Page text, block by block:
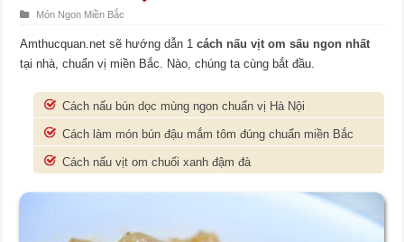
Món Ngon Miền Bắc
Amthucquan.net sẽ hướng dẫn 1cách nấu vịt om sấu ngon nhất
tại nhà, chuẩn vị miền Bắc. Nào, chúng ta cùng bắt đầu.
Cách nấu bún dọc mùng ngon chuẩn vị Hà Nội
Cách làm món bún đậu mắm tôm đúng chuẩn miền Bắc
Cách nấu vịt om chuối xanh đậm đà